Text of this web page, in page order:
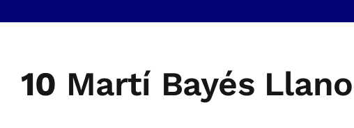
10 Martí Bayés Llano